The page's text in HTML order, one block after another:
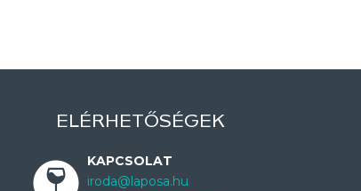
ELÉRHETŐSÉGEK
KAPCSOLAT
iroda@laposa.hu